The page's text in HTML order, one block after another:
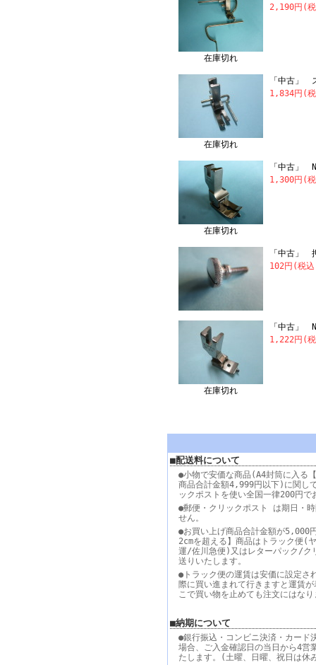
在庫切れ
2,190円(
在庫切れ
「中古」
1,834円(
在庫切れ
「中古」
1,300円(
「中古」
102円(税
在庫切れ
「中古」
1,222円(
■配送料について
●小物で安価な商品(A4封筒に入る
商品合計金額4,999円以下)に関し
ックポストを使い全国一律200円で
●郵便・クリックポスト は期日・
せん。
●お買い上げ商品合計金額が5,000
2cmを超える】商品はトラック便(
運/佐川急便)又はレターパック/ク
送りいたします。
●トラック便の運賃は安価に設定さ
際に買い進まれて行きますと運賃
こで買い物を止めても注文にはな
■納期について
●銀行振込・コンビニ決済・カード
場合、ご入金確認日の当日から4営
たします。(土曜、日曜、祝日は休